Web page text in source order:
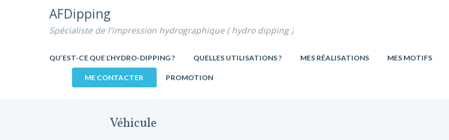
AFDipping
Spécialiste de l'impression hydrographique ( hydro dipping )
QU’EST-CE QUE L’HYDRO-DIPPING ? QUELLES UTILISATIONS ? MES RÉALISATIONS MES MOTIFS
ME CONTACTER PROMOTION
Véhicule